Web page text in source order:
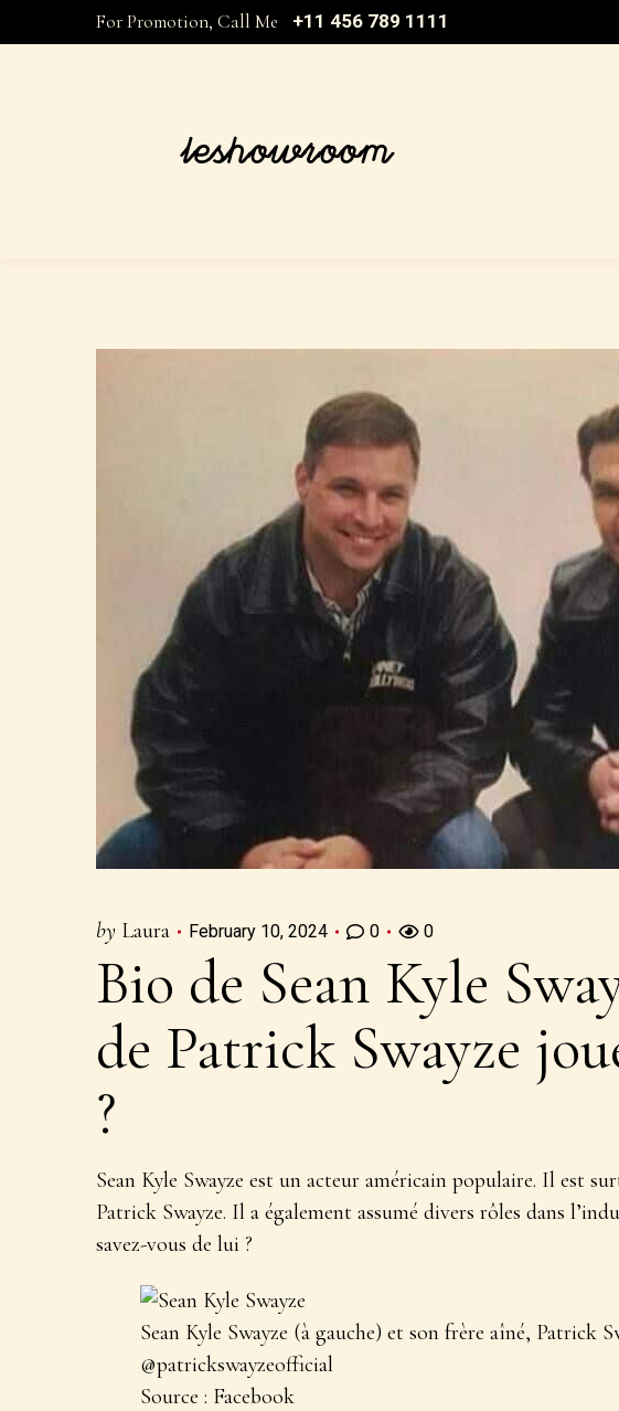
For Promotion, Call Me +11 456 789 1111
by Laura February 10, 2024 0 0
Bio de Sean Kyle
de Patrick Swayze
?
Sean Kyle Swayze est un acteur américain populaire. Il est
Patrick Swayze. Il a également assumé divers rôles dans
savez-vous de lui ?
Sean Kyle Swayze (à gauche) et son frère aîné, Patrick
@patrickswayzeofficial
Source : Facebook